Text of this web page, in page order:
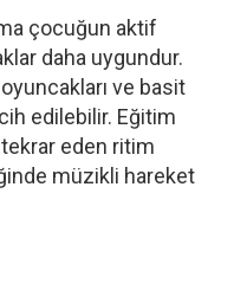
çocuğun aktif
daha uygundur.
ve basit
edilebilir. Eğitim
tekrar eden ritim
müzikli hareket